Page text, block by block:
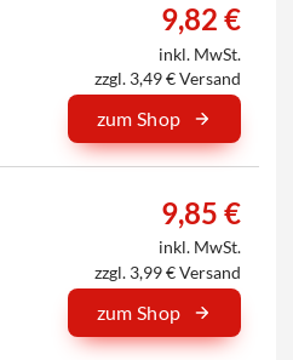
9,82 €
inkl. MwSt.
zzgl. 3,49 € Versand
zum Shop
9,85 €
inkl. MwSt.
zzgl. 3,99 € Versand
zum Shop